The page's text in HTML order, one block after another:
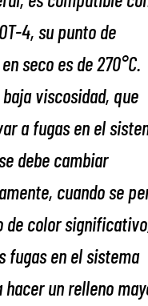
4, su punto de
seco es de 270°C.
viscosidad, que
a fugas en el
debe cambiar
cuando se
de color
fugas en el sistema
hacer un relleno